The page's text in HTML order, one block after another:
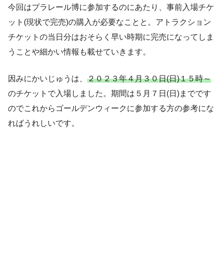
今回はプラレール博に参加するのにあたり、事前入場チケ
ット(現状で完売)の購入が必要なことと。アトラクション
チケットの当日分はおそらく早い時期に完売になってしま
うことや細かい情報も載せていきます。
因みにかいじゅうは、 ２０２３年４月３０日(日)１５時～
のチケットで入場しました。期間は５月７日(日)までです
のでこれからゴールデンウィークに参加する方の参考にな
ればうれしいです。